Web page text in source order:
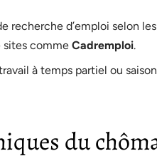
recherche d’emploi selon
sites comme Cadremploi.
à temps partiel ou
du